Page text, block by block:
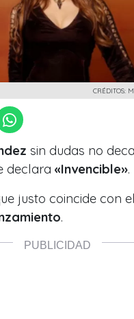
CRÉDITOS:
sin dudas no
declara «Invencible».
justo coincide con
.